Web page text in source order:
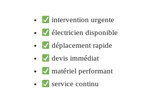
intervention urgente
électricien disponible
déplacement rapide
devis immédiat
matériel performant
service continu